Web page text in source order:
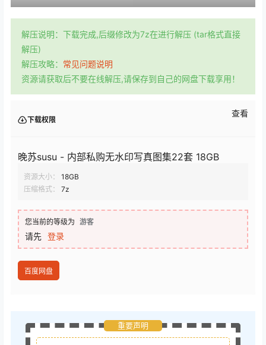
解压说明：下载完成,后缀修改为7z在进行解压 (tar格式直接
解压)
解压攻略： 常见问题说明
资源请获取后不要在线解压,请保存到自己的网盘下载享用！
下载权限
查看
晚苏susu - 内部私购无水印写真图集22套 18GB
资源大小：
18GB
压缩格式：
7z
您当前的等级为 游客
请先 登录
百度网盘
重要声明